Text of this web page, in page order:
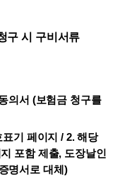
구 시 구비서류
의서 (보험금 청구를
기 페이지 / 2. 해당
포함 제출, 도장날인
명서로 대체)